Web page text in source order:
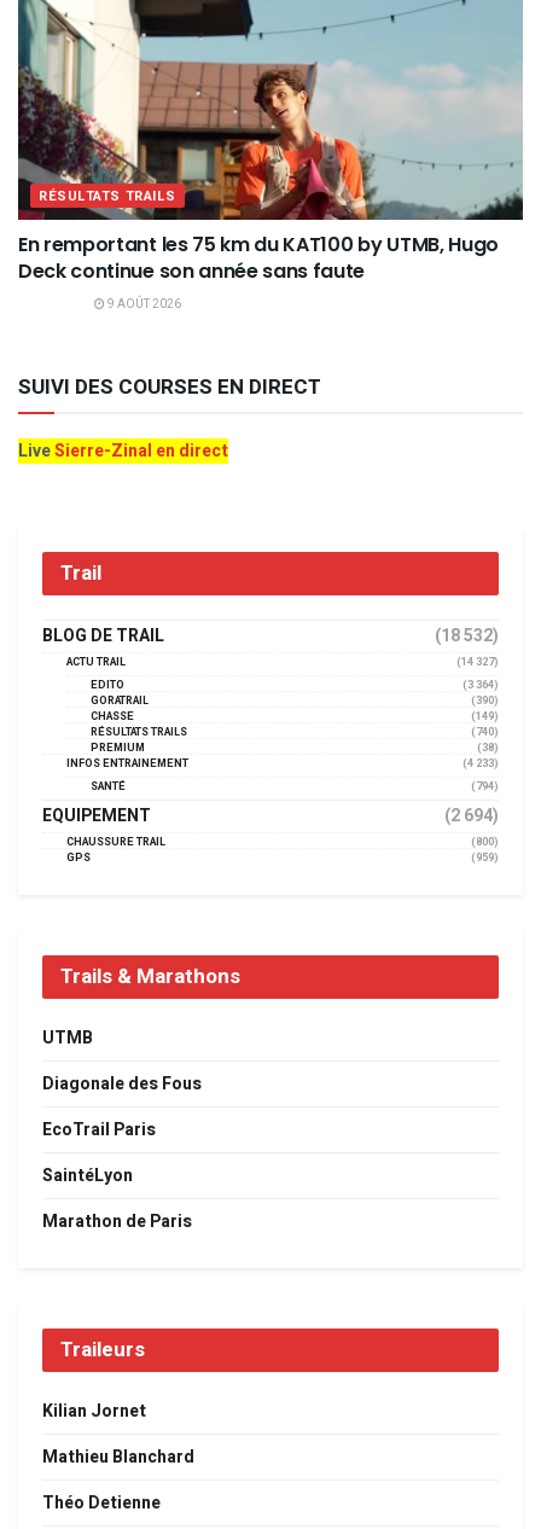
RÉSULTATS TRAILS
En remportant les 75 km du KAT100 by UTMB, Hugo
Deck continue son année sans faute
9 AOÛT 2026
SUIVI DES COURSES EN DIRECT
LiveSierre-Zinal en direct
Trail
BLOG DE TRAIL (18 532)
ACTU TRAIL
(14 327)
EDITO
(3 364)
GORATRAIL
(390)
CHASSE
(149)
RÉSULTATS TRAILS
(740)
PREMIUM
(38)
INFOS ENTRAINEMENT
(4 233)
SANTÉ
(794)
EQUIPEMENT (2 694)
CHAUSSURE TRAIL
(800)
GPS
(959)
Trails & Marathons
UTMB
Diagonale des Fous
EcoTrail Paris
SaintéLyon
Marathon de Paris
Traileurs
Kilian Jornet
Mathieu Blanchard
Théo Detienne